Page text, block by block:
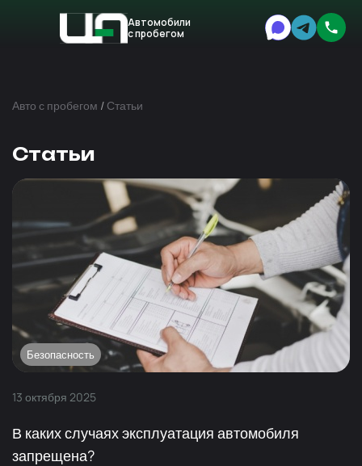
Автомобили
с пробегом
Авто с пробегом / Статьи
Статьи
Безопасность
13 октября 2025
В каких случаях эксплуатация автомобиля
запрещена?